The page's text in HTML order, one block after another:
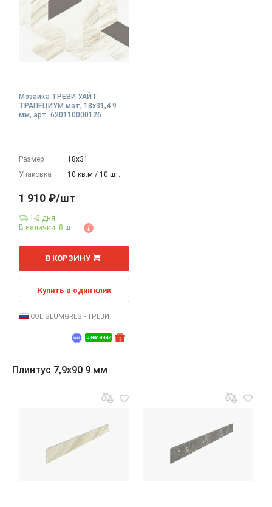
Мозаика ТРЕВИ УАЙТ
ТРАПЕЦИУМ мат, 18x31,4 9
мм, арт. 620110000126
Размер
18х31
Упаковка
10 кв.м./ 10 шт.
В наличии
1 910 ₽/шт
1-3 дня
В наличии: 8 шт
В КОРЗИНУ
Купить в один клик
COLISEUMGRES - ТРЕВИ
Плинтус 7,9x90 9 мм